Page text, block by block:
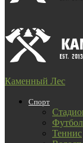
Каменный Лес
Спорт
Футбол
Теннис